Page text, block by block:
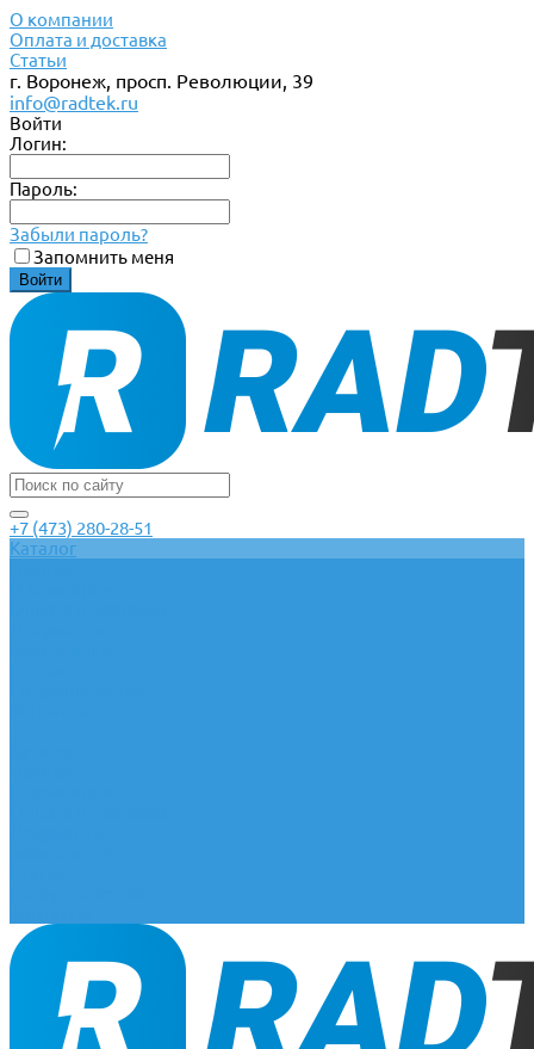
О компании
Оплата и доставка
Статьи
г. Воронеж, просп. Революции, 39
info@radtek.ru
Войти
Логин:
Пароль:
Забыли пароль?
Запомнить меня
+7 (473) 280-28-51
Каталог